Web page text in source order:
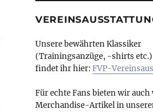
Unsere bewährten Klassiker
(Trainingsanzüge, -shirts etc.)
findet ihr hier: FVP-
Für echte Fans bieten wir auch
Merchandise-Artikel in